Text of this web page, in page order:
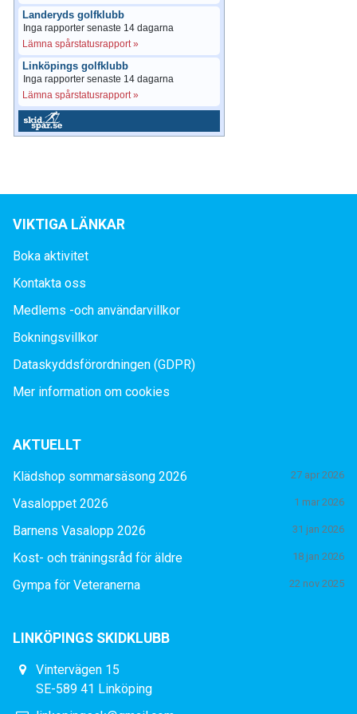
Landeryds golfklubb
Inga rapporter senaste 14 dagarna
Lämna spårstatusrapport »
Linköpings golfklubb
Inga rapporter senaste 14 dagarna
Lämna spårstatusrapport »
VIKTIGA LÄNKAR
Boka aktivitet
Kontakta oss
Medlems -och användarvillkor
Bokningsvillkor
Dataskyddsförordningen (GDPR)
Mer information om cookies
AKTUELLT
Klädshop sommarsäsong 2026 27 apr 2026
Vasaloppet 2026 1 mar 2026
Barnens Vasalopp 2026 31 jan 2026
Kost- och träningsråd för äldre 18 jan 2026
Gympa för Veteranerna 22 nov 2025
LINKÖPINGS SKIDKLUBB
Vintervägen 15
SE-589 41 Linköping